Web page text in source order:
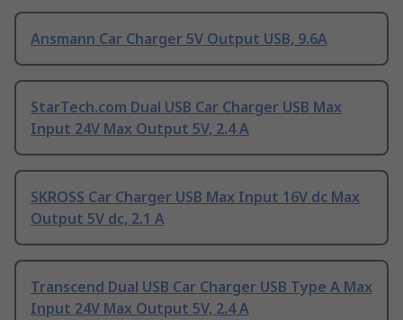
Ansmann Car Charger 5V Output USB, 9.6A
StarTech.com Dual USB Car Charger USB Max
Input 24V Max Output 5V, 2.4 A
SKROSS Car Charger USB Max Input 16V dc Max
Output 5V dc, 2.1 A
Transcend Dual USB Car Charger USB Type A Max
Input 24V Max Output 5V, 2.4 A